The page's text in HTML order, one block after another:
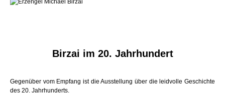
Birzai im 20. Jahrhundert
Gegenüber vom Empfang ist die Ausstellung über die leidvolle Geschichte
des 20. Jahrhunderts.